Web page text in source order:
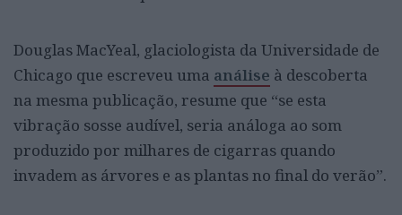
Douglas MacYeal, glaciologista da Universidade de
Chicago que escreveu uma análise à descoberta
na mesma publicação, resume que “se esta
vibração sosse audível, seria análoga ao som
produzido por milhares de cigarras quando
invadem as árvores e as plantas no final do verão”.